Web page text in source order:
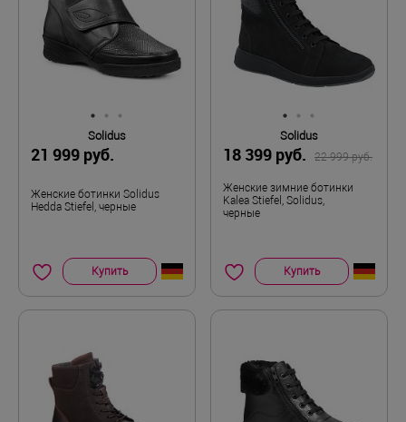
Solidus
21 999 руб.
Женские ботинки Solidus
Hedda Stiefel, черные
Купить
Solidus
18 399 руб. 22 999 руб.
Женские зимние ботинки
Kalea Stiefel, Solidus,
черные
Купить